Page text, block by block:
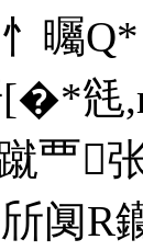
曯
毤
覀
斦阒